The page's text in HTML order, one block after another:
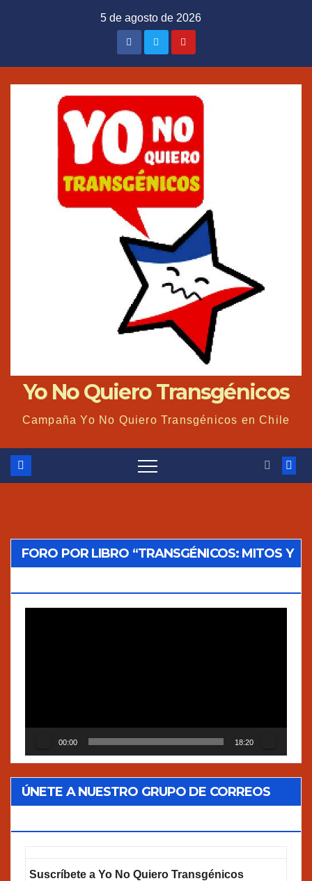
5 de agosto de 2026
Yo No Quiero Transgénicos
Campaña Yo No Quiero Transgénicos en Chile
FORO POR LIBRO “TRANSGÉNICOS: MITOS Y
00:00 18:20
ÚNETE A NUESTRO GRUPO DE CORREOS
Suscríbete a Yo No Quiero Transgénicos